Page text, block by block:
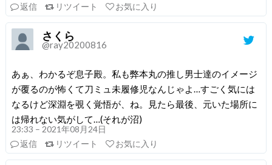
返信
リツイート お気に入り
さくら
@ray20200816
あぁ、わかるぞ息子殿。私も弊本丸の推し男士達のイメージ
が覆るのが怖くて刀ミュ未履修児なんじゃよ…すごく気には
なるけど深淵を覗く覚悟が、ね。見たら最後、元いた場所に
は帰れない気がして…(それが沼)
23:33 – 2021年08月24日
返信
リツイート お気に入り